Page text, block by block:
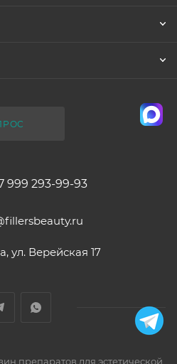
999 293-99-93
ул. Верейская 17
препаратов для эстетической